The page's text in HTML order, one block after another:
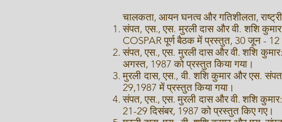
चालकता, आयन घनत्व और गतिशीलता,
संपत, एस., एस. मुरली दास और वी. शशि
COSPAR पूर्ण बैठक में प्रस्तुत, 30 जून -
संपत, एस., एस. मुरली दास और वी. शशि
अगस्त, 1987 को प्रस्तुत किया गया।
मुरली दास, एस., वी. शशि कुमार और एस.
29,1987 में प्रस्तुत किया गया।
संपत, एस., एस. मुरली दास और वी. शशि कुमार:
21-29 दिसंबर, 1987 को प्रस्तुत किए गए।